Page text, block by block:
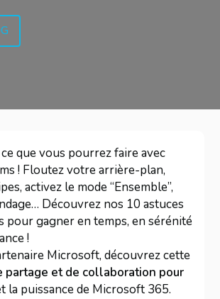
que vous pourrez faire avec
! Floutez votre arrière-plan,
activez le mode “Ensemble”,
Découvrez nos 10 astuces
pour gagner en temps, en sérénité
!
Microsoft, découvrez cette
partage et de collaboration pour
la puissance de Microsoft 365.